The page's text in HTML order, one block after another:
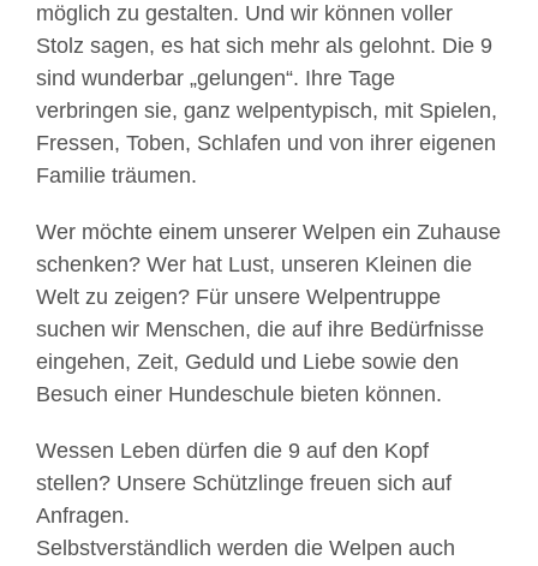
möglich zu gestalten. Und wir können voller
Stolz sagen, es hat sich mehr als gelohnt. Die 9
sind wunderbar „gelungen“. Ihre Tage
verbringen sie, ganz welpentypisch, mit Spielen,
Fressen, Toben, Schlafen und von ihrer eigenen
Familie träumen.
Wer möchte einem unserer Welpen ein Zuhause
schenken? Wer hat Lust, unseren Kleinen die
Welt zu zeigen? Für unsere Welpentruppe
suchen wir Menschen, die auf ihre Bedürfnisse
eingehen, Zeit, Geduld und Liebe sowie den
Besuch einer Hundeschule bieten können.
Wessen Leben dürfen die 9 auf den Kopf
stellen? Unsere Schützlinge freuen sich auf
Anfragen.
Selbstverständlich werden die Welpen auch